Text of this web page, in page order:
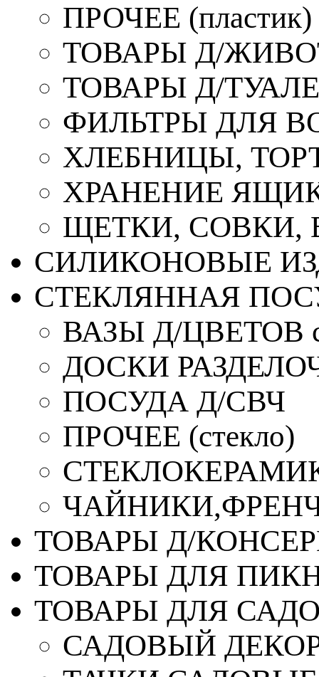
ПРОЧЕЕ (пластик)
ТОВАРЫ Д/
ТОВАРЫ Д/
ФИЛЬТРЫ ДЛЯ
ХЛЕБНИЦЫ,
ХРАНЕНИЕ
ЩЕТКИ, СОВКИ,
СИЛИКОНОВЫЕ
СТЕКЛЯННАЯ
ВАЗЫ Д/ЦВЕТОВ
ДОСКИ
ПОСУДА Д/СВЧ
ПРОЧЕЕ (стекло)
ТОВАРЫ Д/
ТОВАРЫ ДЛЯ
ТОВАРЫ ДЛЯ
САДОВЫЙ